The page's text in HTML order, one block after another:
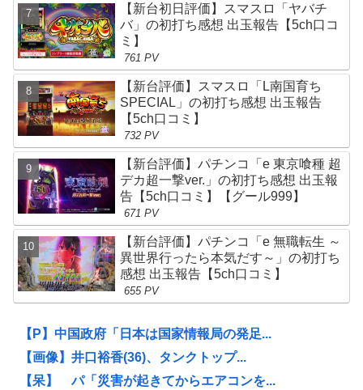
【新台初日評価】スマスロ「ヤバチ
バ」の初打ち感想 出玉報告【5ch口コ
ミ】
761 PV
【新台評価】スマスロ「L南国育ち
SPECIAL」の初打ち感想 出玉報告
【5ch口コミ】
732 PV
【新台評価】パチンコ「e 東京喰種 超
デカ超一撃ver.」の初打ち感想 出玉報
告【5ch口コミ】【グール999】
671 PV
【新台評価】パチンコ「e 無職転生 ～
異世界行ったら本気だす～」の初打ち
感想 出玉報告【5ch口コミ】
655 PV
【P】中国政府「日本は国家情報局の発足...
【画像】井口裕香(36)、タンクトップ...
【呆】 パ「災害が起きてからエアコンを...